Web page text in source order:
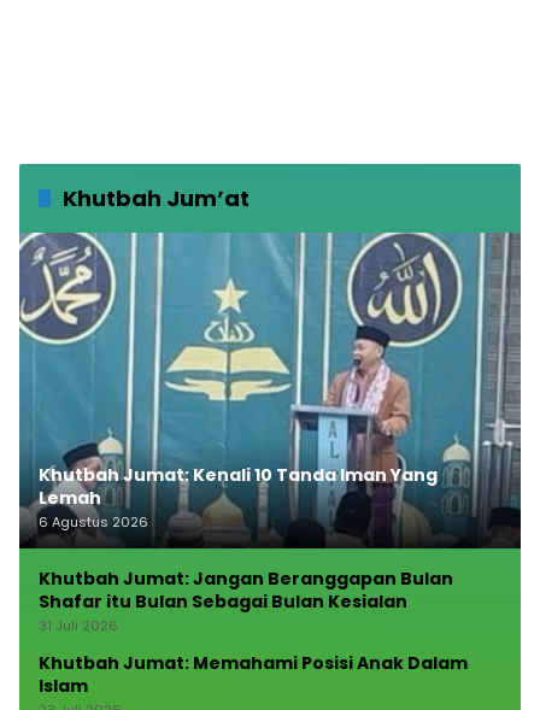
Khutbah Jum’at
Khutbah Jumat: Kenali 10 Tanda Iman Yang
Lemah
6 Agustus 2026
Khutbah Jumat: Jangan Beranggapan Bulan
Shafar itu Bulan Sebagai Bulan Kesialan
31 Juli 2026
Khutbah Jumat: Memahami Posisi Anak Dalam
Islam